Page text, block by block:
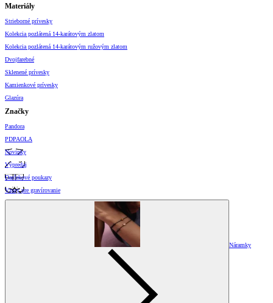
Materiály
Strieborné prívesky
Kolekcia pozlátená 14-karátovým zlatom
Kolekcia pozlátená 14-karátovým ružovým zlatom
Dvojfarebné
Sklenené prívesky
Kamienkové prívesky
Glazúra
Značky
Pandora
PDPAOLA
Novinky
Výpredaj
Darčekové poukazy
Vzory pre gravírovanie
Náramky